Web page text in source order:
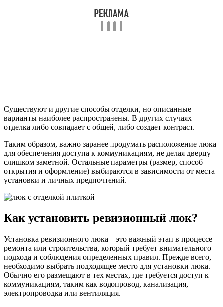
Существуют и другие способы отделки, но описанные
варианты наиболее распространены. В других случаях
отделка либо совпадает с общей, либо создает контраст.
Таким образом, важно заранее продумать расположение люка
для обеспечения доступа к коммуникациям, не делая дверцу
слишком заметной. Остальные параметры (размер, способ
открытия и оформление) выбираются в зависимости от места
установки и личных предпочтений.
Как установить ревизионный люк?
Установка ревизионного люка – это важный этап в процессе
ремонта или строительства, который требует внимательного
подхода и соблюдения определенных правил. Прежде всего,
необходимо выбрать подходящее место для установки люка.
Обычно его размещают в тех местах, где требуется доступ к
коммуникациям, таким как водопровод, канализация,
электропроводка или вентиляция.